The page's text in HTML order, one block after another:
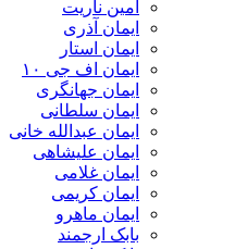
امین ناریت
ایمان آذری
ایمان استار
ایمان اف جی ۱۰
ایمان جهانگری
ایمان سلطانی
ایمان عبدالله خانی
ایمان علیشاهی
ایمان غلامی
ایمان کریمی
ایمان ماهرو
بابک ارجمند